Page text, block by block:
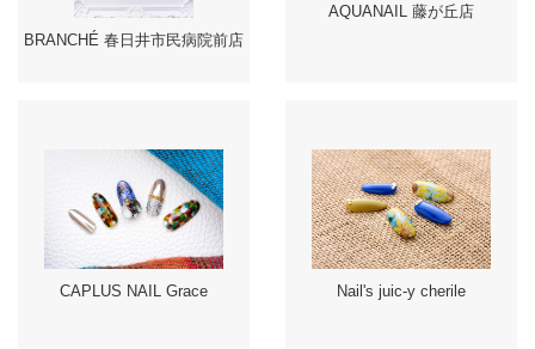
BRANCHÉ 春日井市民病院前店
AQUANAIL 藤が丘店
CAPLUS NAIL Grace Nail's juic-y cherile